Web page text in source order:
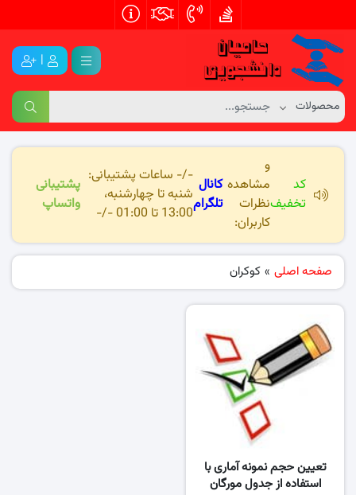
|
کد
تخفیف
و
مشاهده
نظرات
کاربران:
کانال
تلگرام
-/- ساعات پشتیبانی:
شنبه تا چهارشنبه،
13:00 تا 01:00 -/-
پشتیبانی
واتساپ
صفحه اصلی » کوکران
تعیین حجم نمونه آماری با
استفاده از جدول مورگان